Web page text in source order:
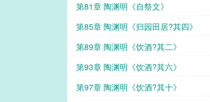
第81章 陶渊明《自祭文》
第85章 陶渊明《归园田居?其四》
第89章 陶渊明《饮酒?其二》
第93章 陶渊明《饮酒?其六》
第97章 陶渊明《饮酒?其十》